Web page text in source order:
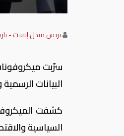
بزنس ميدل إيست -
البيانات
كشفت
السياسية